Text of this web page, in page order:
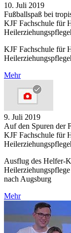
10. Juli 2019
Fußballspaß bei
KJF Fachschule für
KJF Fachschule für
Mehr
9. Juli 2019
Auf den Spuren der
KJF Fachschule für
Ausflug des Helfer-
nach Augsburg
Mehr